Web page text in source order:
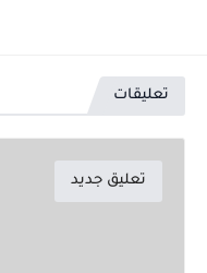
تعليقات
تعليق جديد